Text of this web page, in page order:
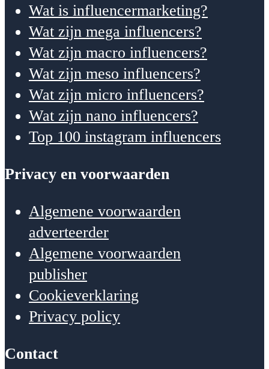
Wat is influencermarketing?
Wat zijn mega influencers?
Wat zijn macro influencers?
Wat zijn meso influencers?
Wat zijn micro influencers?
Wat zijn nano influencers?
Top 100 instagram influencers
Privacy en voorwaarden
Algemene voorwaarden
adverteerder
Algemene voorwaarden
publisher
Cookieverklaring
Privacy policy
Contact